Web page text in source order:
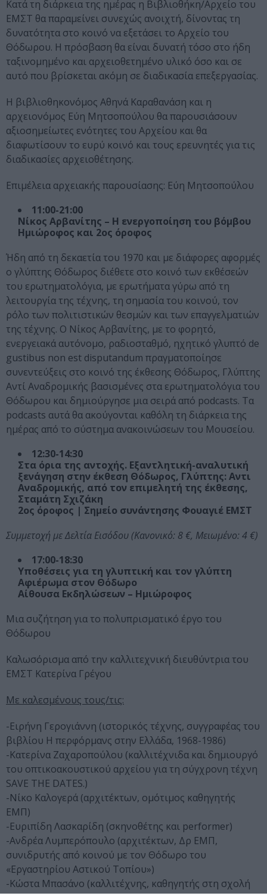
Κατά τη διάρκεια της ημέρας η Βιβλιοθήκη/Αρχείο του
ΕΜΣΤ θα παραμείνει συνεχώς ανοιχτή, δίνοντας τη
δυνατότητα στο κοινό να εξετάσει το Αρχείο του
Θόδωρου. Η πρόσβαση θα είναι δυνατή τόσο στο ήδη
ταξινομημένο και αρχειοθετημένο υλικό όσο και σε
αυτό που βρίσκεται ακόμη σε διαδικασία επεξεργασίας.
Η βιβλιοθηκονόμος Αθηνά Καραθανάση και η
αρχειονόμος Εύη Μητσοπούλου θα παρουσιάσουν
αξιοσημείωτες ενότητες του Αρχείου και θα
διαφωτίσουν το ευρύ κοινό και τους ερευνητές για τις
διαδικασίες αρχειοθέτησης.
Επιμέλεια αρχειακής παρουσίασης: Εύη Μητσοπούλου
11:00-21:00
Νίκος Αρβανίτης – Η ενεργοποίηση του βόμβου
Ημιώροφος και 2ος όροφος
Ήδη από τη δεκαετία του 1970 και με διάφορες αφορμές
ο γλύπτης Θόδωρος διέθετε στο κοινό των εκθέσεών
του ερωτηματολόγια, με ερωτήματα γύρω από τη
λειτουργία της τέχνης, τη σημασία του κοινού, τον
ρόλο των πολιτιστικών θεσμών και των επαγγελματιών
της τέχνης. Ο Νίκος Αρβανίτης, με το φορητό,
ενεργειακά αυτόνομο, ραδιοσταθμό, ηχητικό γλυπτό de
gustibus non est disputandum πραγματοποίησε
συνεντεύξεις στο κοινό της έκθεσης Θόδωρος, Γλύπτης
Αντί Αναδρομικής βασισμένες στα ερωτηματολόγια του
Θόδωρου και δημιούργησε μια σειρά από podcasts. Τα
podcasts αυτά θα ακούγονται καθόλη τη διάρκεια της
ημέρας από το σύστημα ανακοινώσεων του Μουσείου.
12:30-14:30
Στα όρια της αντοχής. Εξαντλητική-αναλυτική
ξενάγηση στην έκθεση Θόδωρος, Γλύπτης: Αντι
Αναδρομικής, από τον επιμελητή της έκθεσης,
Σταμάτη Σχιζάκη
2ος όροφος | Σημείο συνάντησης Φουαγιέ ΕΜΣΤ
Συμμετοχή με Δελτία Εισόδου (Κανονικό: 8 €, Μειωμένο: 4 €)
17:00-18:30
Υποθέσεις για τη γλυπτική και τον γλύπτη
Αφιέρωμα στον Θόδωρο
Αίθουσα Εκδηλώσεων – Ημιώροφος
Μια συζήτηση για το πολυπρισματικό έργο του
Θόδωρου
Καλωσόρισμα από την καλλιτεχνική διευθύντρια του
ΕΜΣΤ Κατερίνα Γρέγου
Με καλεσμένους τους/τις:
-Ειρήνη Γερογιάννη (ιστορικός τέχνης, συγγραφέας του
βιβλίου Η περφόρμανς στην Ελλάδα, 1968-1986)
-Κατερίνα Ζαχαροπούλου (καλλιτέχνιδα και δημιουργό
του οπτικοακουστικού αρχείου για τη σύγχρονη τέχνη
SAVE THE DATES.)
-Νίκο Καλογερά (αρχιτέκτων, ομότιμος καθηγητής
ΕΜΠ)
-Ευριπίδη Λασκαρίδη (σκηνοθέτης και performer)
-Ανδρέα Λυμπερόπουλο (αρχιτέκτων, Δρ ΕΜΠ,
συνιδρυτής από κοινού με τον Θόδωρο του
«Εργαστηρίου Αστικού Τοπίου»)
-Κώστα Μπασάνο (καλλιτέχνης, καθηγητής στη σχολή